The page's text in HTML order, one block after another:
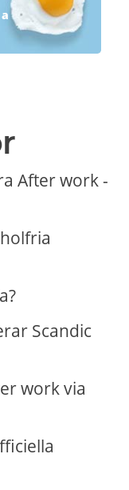
After work -
Scandic
work via